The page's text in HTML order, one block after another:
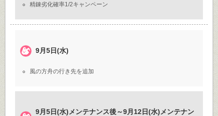
精錬劣化確率1/2キャンペーン
9月5日(水)
風の方舟の行き先を追加
9月5日(水)メンテナンス後～9月12日(水)メンテナン